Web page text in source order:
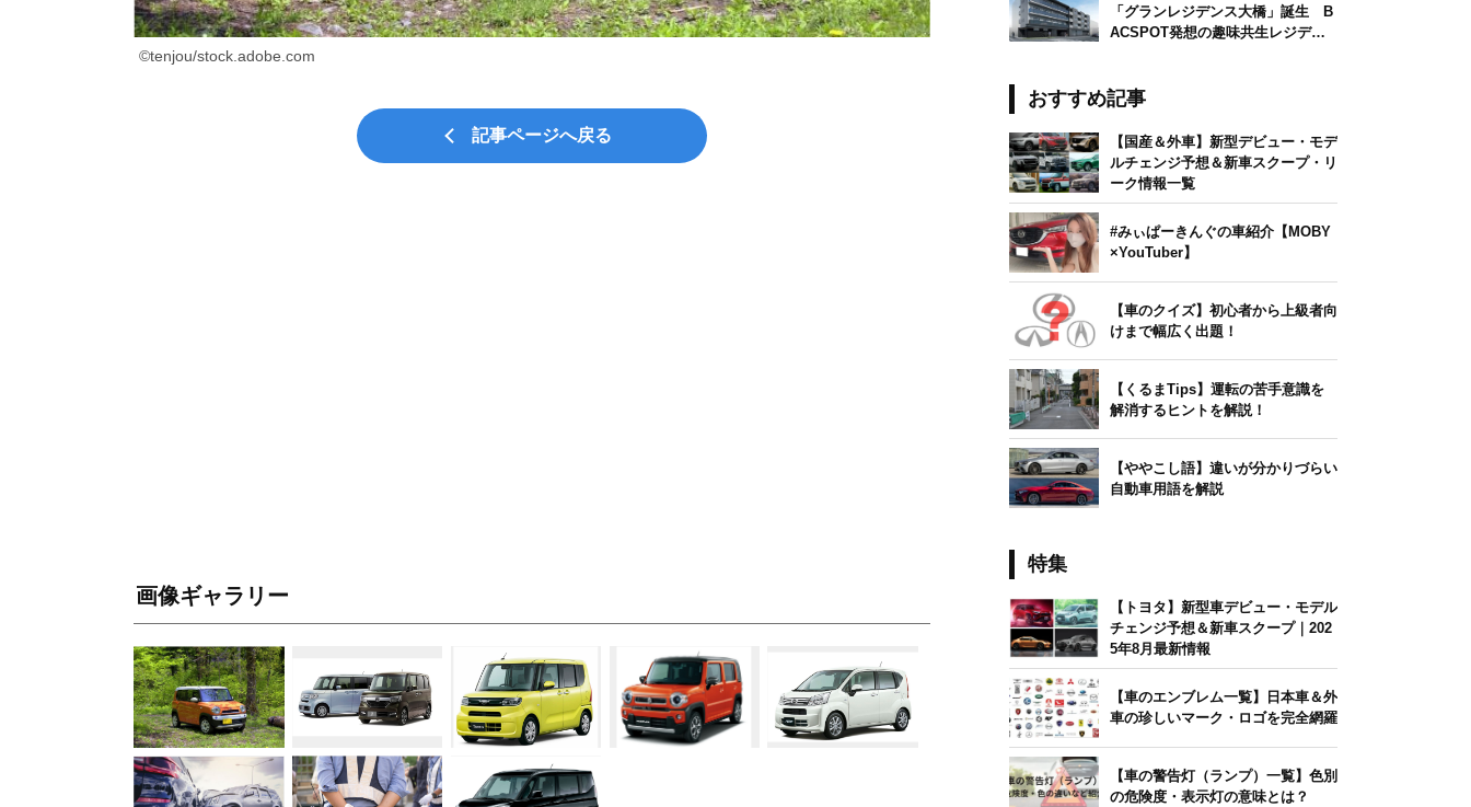
©tenjou/stock.adobe.com
記事ページへ戻る
画像ギャラリー
「グランレジデンス大橋」誕生 B
ACSPOT発想の趣味共生レジデン
おすすめ記事
【国産＆外車】新型デビュー・モデ
ルチェンジ予想＆新車スクープ・リ
ーク情報一覧
#みぃぱーきんぐの車紹介【MOBY
×YouTuber】
【車のクイズ】初心者から上級者向
けまで幅広く出題！
【くるまTips】運転の苦手意識を
解消するヒントを解説！
【ややこし語】違いが分かりづらい
自動車用語を解説
特集
【トヨタ】新型車デビュー・モデル
チェンジ予想＆新車スクープ｜202
5年8月最新情報
【車のエンブレム一覧】日本車＆外
車の珍しいマーク・ロゴを完全網羅
【車の警告灯（ランプ）一覧】色別
の危険度・表示灯の意味とは？